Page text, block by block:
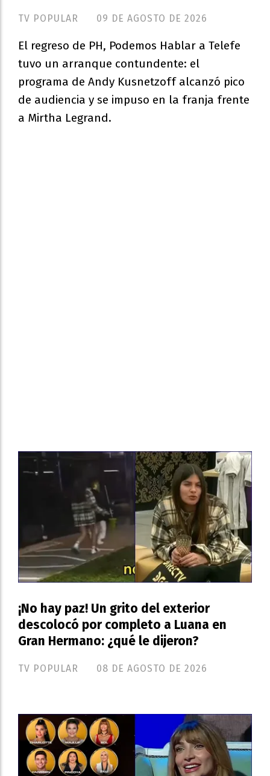
TV POPULAR 09 DE AGOSTO DE 2026
El regreso de PH, Podemos Hablar a Telefe
tuvo un arranque contundente: el
programa de Andy Kusnetzoff alcanzó pico
de audiencia y se impuso en la franja frente
a Mirtha Legrand.
¡No hay paz! Un grito del exterior
descolocó por completo a Luana en
Gran Hermano: ¿qué le dijeron?
TV POPULAR 08 DE AGOSTO DE 2026